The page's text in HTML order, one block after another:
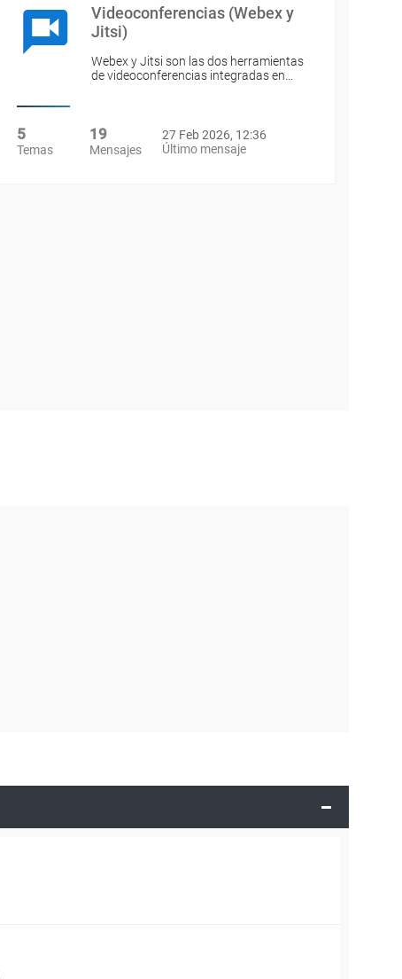
Videoconferencias (Webex y
Jitsi)
Webex y Jitsi son las dos herramientas
de videoconferencias integradas en…
5
Temas
19
Mensajes
27 Feb 2026, 12:36
Último mensaje